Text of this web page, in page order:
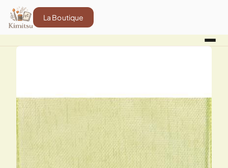
La Boutique